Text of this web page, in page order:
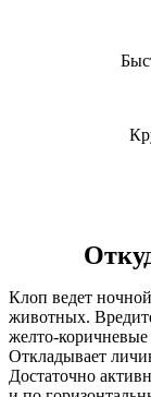
Клоп ведет
животных.
желто-коричневые
Откладывает
Достаточно